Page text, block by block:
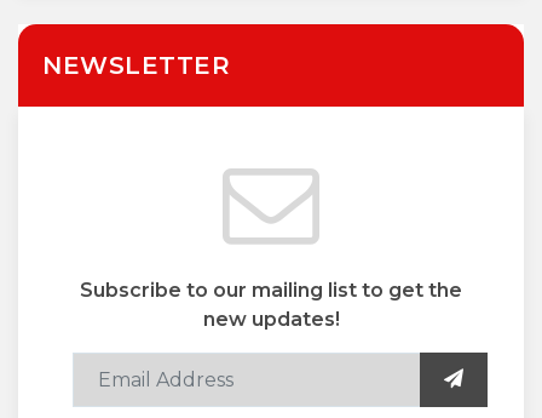
NEWSLETTER
Subscribe to our mailing list to get the
new updates!